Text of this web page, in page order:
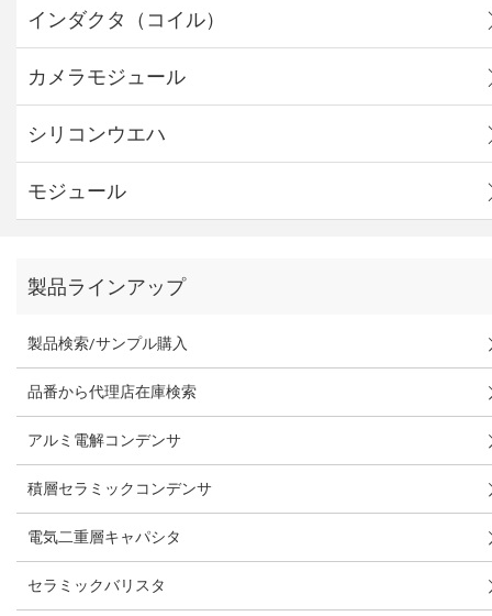
インダクタ（コイル）
カメラモジュール
シリコンウエハ
モジュール
製品ラインアップ
製品検索/サンプル購入
品番から代理店在庫検索
アルミ電解コンデンサ
積層セラミックコンデンサ
電気二重層キャパシタ
セラミックバリスタ